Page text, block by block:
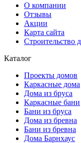
О компании
Отзывы
Акции
Карта сайта
Строительство
Каталог
Проекты домов
Каркасные дома
Дома из бруса
Каркасные бани
Бани из бруса
Дома из бревна
Бани из бревна
Дома Барнхаус